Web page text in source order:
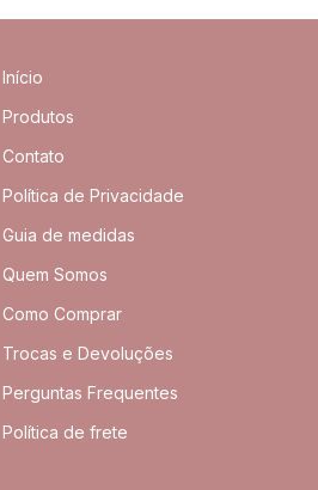
Início
Produtos
Contato
Política de Privacidade
Guia de medidas
Quem Somos
Como Comprar
Trocas e Devoluções
Perguntas Frequentes
Política de frete